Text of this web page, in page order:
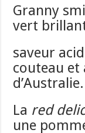
Granny
vert
saveur
couteau
d’Australie.
La red
une